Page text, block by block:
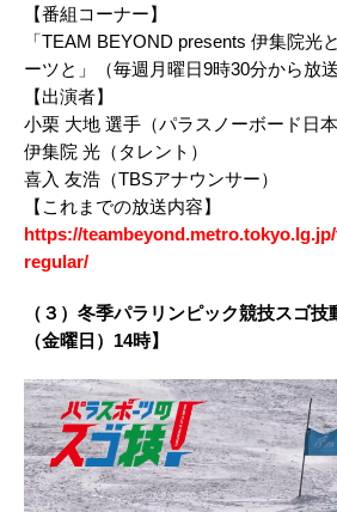
【番組コーナー】
「TEAM BEYOND presents 伊集院光
ーツと」（毎週月曜日9時30分から放送
【出演者】
小栗 大地 選手（パラスノーボード日本
伊集院 光（タレント）
喜入 友浩（TBSアナウンサー）
【これまでの放送内容】
https://
regular/
（３）冬季パラリンピック競技スゴ技
（金曜日）14時】